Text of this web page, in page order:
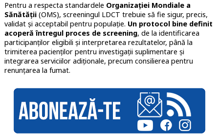
Pentru a respecta standardele Organizației Mondiale a
Sănătății(OMS), screeningul LDCT trebuie să fie sigur, precis,
validat și acceptabil pentru populație. Un protocol bine definit
acoperă întregul proces de screening, de la identificarea
participanților eligibili și interpretarea rezultatelor, până la
trimiterea pacienților pentru investigații suplimentare și
integrarea serviciilor adiționale, precum consilierea pentru
renunțarea la fumat.